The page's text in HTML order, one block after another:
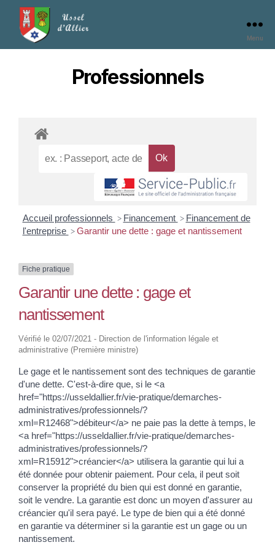
Menu
Professionnels
Accueil professionnels > Financement > Financement de
l'entreprise > Garantir une dette : gage et nantissement
Fiche pratique
Garantir une dette : gage et
nantissement
Vérifié le 02/07/2021 - Direction de l'information légale et
administrative (Première ministre)
Le gage et le nantissement sont des techniques de garantie
d'une dette. C'est-à-dire que, si le <a
href="https://usseldallier.fr/vie-pratique/demarches-
administratives/professionnels/?
xml=R12468">débiteur</a> ne paie pas la dette à temps, le
<a href="https://usseldallier.fr/vie-pratique/demarches-
administratives/professionnels/?
xml=R15912">créancier</a> utilisera la garantie qui lui a
été donnée pour obtenir paiement. Pour cela, il peut soit
conserver la propriété du bien qui est donné en garantie,
soit le vendre. La garantie est donc un moyen d'assurer au
créancier qu'il sera payé. Le type de bien qui a été donné
en garantie va déterminer si la garantie est un gage ou un
nantissement.